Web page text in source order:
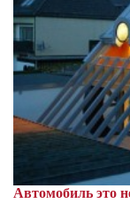
Автомобиль это